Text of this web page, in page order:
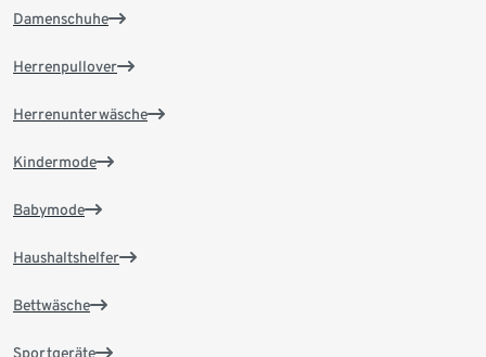
Damenschuhe
Herrenpullover
Herrenunterwäsche
Kindermode
Babymode
Haushaltshelfer
Bettwäsche
Sportgeräte